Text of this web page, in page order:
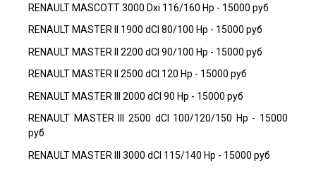
RENAULT MASCOTT 3000 Dxi 116/160 Hp - 15000 руб
RENAULT MASTER II 1900 dCI 80/100 Hp - 15000 руб
RENAULT MASTER II 2200 dCI 90/100 Hp - 15000 руб
RENAULT MASTER II 2500 dCI 120 Hp - 15000 руб
RENAULT MASTER III 2000 dCI 90 Hp - 15000 руб
RENAULT MASTER III 2500 dCI 100/120/150 Hp - 15000
руб
RENAULT MASTER III 3000 dCI 115/140 Hp - 15000 руб